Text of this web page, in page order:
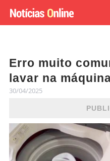
Erro muito
lavar na
30/04/2025